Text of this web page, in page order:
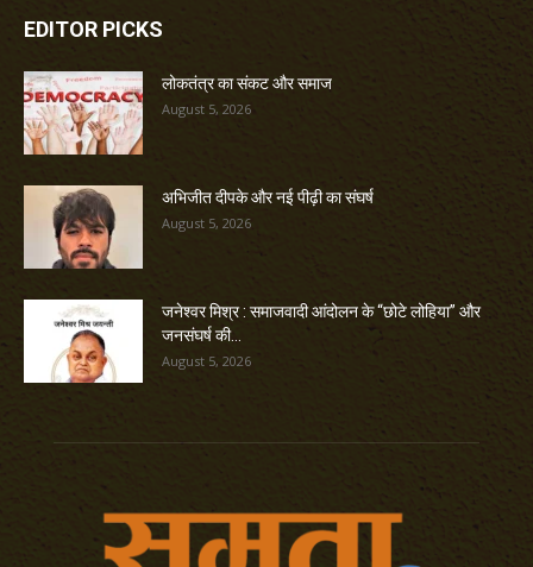
EDITOR PICKS
लोकतंत्र का संकट और समाज
August 5, 2026
अभिजीत दीपके और नई पीढ़ी का संघर्ष
August 5, 2026
जनेश्वर मिश्र : समाजवादी आंदोलन के “छोटे लोहिया” और
जनसंघर्ष की...
August 5, 2026